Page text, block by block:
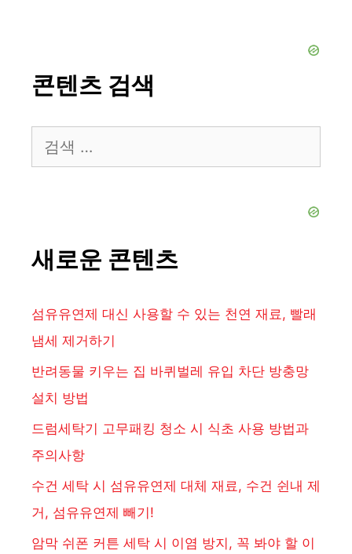
콘텐츠 검색
색:
새로운 콘텐츠
섬유유연제 대신 사용할 수 있는 천연 재료, 빨래
냄세 제거하기
반려동물 키우는 집 바퀴벌레 유입 차단 방충망
설치 방법
드럼세탁기 고무패킹 청소 시 식초 사용 방법과
주의사항
수건 세탁 시 섬유유연제 대체 재료, 수건 쉰내 제
거, 섬유유연제 빼기!
암막 쉬폰 커튼 세탁 시 이염 방지, 꼭 봐야 할 이